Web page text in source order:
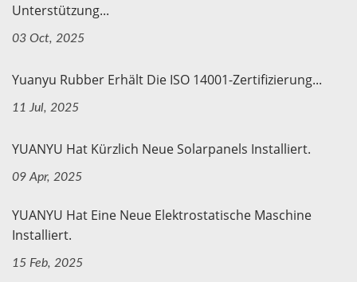
Unterstützung...
03 Oct, 2025
Yuanyu Rubber Erhält Die ISO 14001-Zertifizierung...
11 Jul, 2025
YUANYU Hat Kürzlich Neue Solarpanels Installiert.
09 Apr, 2025
YUANYU Hat Eine Neue Elektrostatische Maschine
Installiert.
15 Feb, 2025